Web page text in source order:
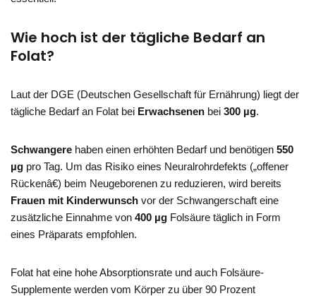
Wie hoch ist der tägliche Bedarf an
Folat?
Laut der DGE (Deutschen Gesellschaft für Ernährung) liegt der
tägliche Bedarf an Folat bei Erwachsenen bei 300 µg.
Schwangere haben einen erhöhten Bedarf und benötigen 550
µg pro Tag. Um das Risiko eines Neuralrohrdefekts („offener
Rückenâ€) beim Neugeborenen zu reduzieren, wird bereits
Frauen mit Kinderwunsch vor der Schwangerschaft eine
zusätzliche Einnahme von 400 µg Folsäure täglich in Form
eines Präparats empfohlen.
Folat hat eine hohe Absorptionsrate und auch Folsäure-
Supplemente werden vom Körper zu über 90 Prozent